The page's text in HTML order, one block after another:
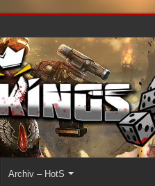
Archiv – HotS